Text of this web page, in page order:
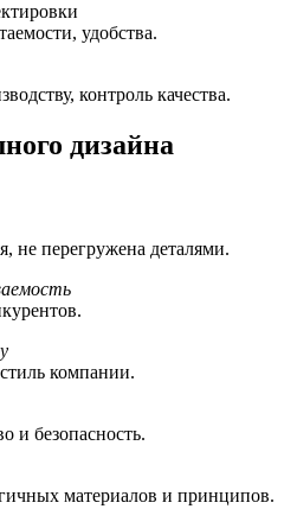
удобства.
контроль качества.
дизайна
не перегружена деталями.
компании.
и безопасность.
материалов и принципов.